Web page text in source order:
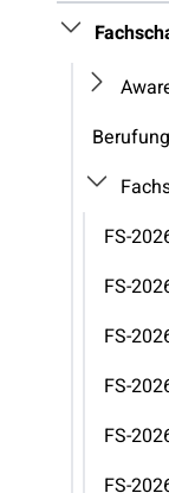
FS-
FS-
FS-
FS-
FS-
FS-